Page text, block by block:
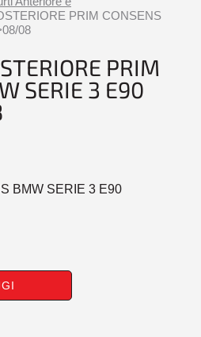
PRIM CONSENS
08
PRIM
SERIE 3 E90
BMW SERIE 3 E90